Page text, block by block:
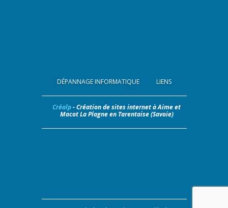
DÉPANNAGE INFORMATIQUE LIENS
Créalp- Création de sites internet à Aime et
Macot La Plagne en Tarentaise (Savoie)